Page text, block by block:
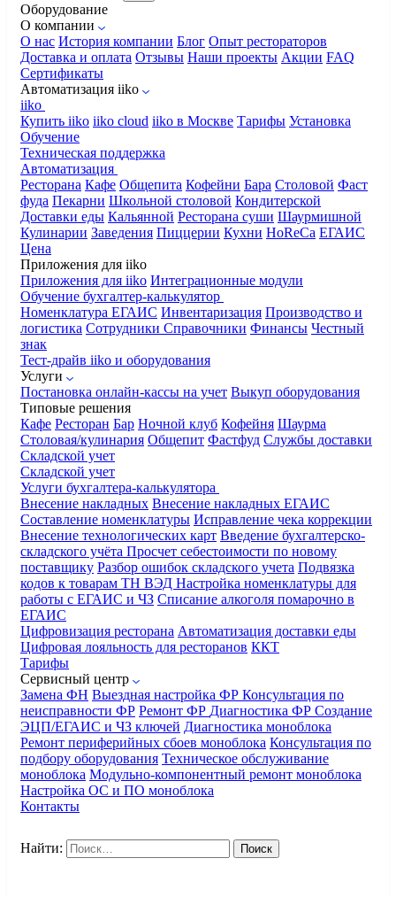
Оборудование
О компании
О нас История компании Блог Опыт рестораторов
Доставка и оплата Отзывы Наши проекты Акции FAQ
Сертификаты
Автоматизация iiko
iiko
Купить iiko iiko cloud iiko в Москве Тарифы Установка
Обучение
Техническая поддержка
Автоматизация
Ресторана Кафе Общепита Кофейни Бара Столовой Фаст
фуда Пекарни Школьной столовой Кондитерской
Доставки еды Кальянной Ресторана суши Шаурмишной
Кулинарии Заведения Пиццерии Кухни HoReCa ЕГАИС
Цена
Приложения для iiko
Приложения для iiko Интеграционные модули
Обучение бухгалтер-калькулятор
Номенклатура ЕГАИС Инвентаризация Производство и
логистика Сотрудники Справочники Финансы Честный
знак
Тест-драйв iiko и оборудования
Услуги
Постановка онлайн-кассы на учет Выкуп оборудования
Типовые решения
Кафе Ресторан Бар Ночной клуб Кофейня Шаурма
Столовая/кулинария Общепит Фастфуд Службы доставки
Складской учет
Складской учет
Услуги бухгалтера-калькулятора
Внесение накладных Внесение накладных ЕГАИС
Составление номенклатуры Исправление чека коррекции
Внесение технологических карт Введение бухгалтерско-
складского учёта Просчет себестоимости по новому
поставщику Разбор ошибок складского учета Подвязка
кодов к товарам ТН ВЭД Настройка номенклатуры для
работы с ЕГАИС и ЧЗ Списание алкоголя помарочно в
ЕГАИС
Цифровизация ресторана Автоматизация доставки еды
Цифровая лояльность для ресторанов ККТ
Тарифы
Сервисный центр
Замена ФН Выездная настройка ФР Консультация по
неисправности ФР Ремонт ФР Диагностика ФР Создание
ЭЦП/ЕГАИС и ЧЗ ключей Диагностика моноблока
Ремонт периферийных сбоев моноблока Консультация по
подбору оборудования Техническое обслуживание
моноблока Модульно-компонентный ремонт моноблока
Настройка ОС и ПО моноблока
Контакты
Найти: